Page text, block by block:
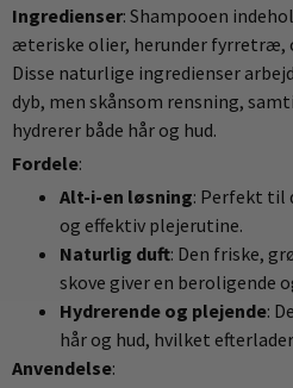
Ingredienser: Shampooen
æteriske olier, herunder fyrretræ,
Disse naturlige ingredienser
dyb, men skånsom rensning,
hydrerer både hår og hud.
Fordele:
Alt-i-en løsning: Perfekt til
og effektiv plejerutine.
Naturlig duft: Den friske,
skove giver en beroligende
Hydrerende og plejende:
hår og hud, hvilket
Anvendelse: